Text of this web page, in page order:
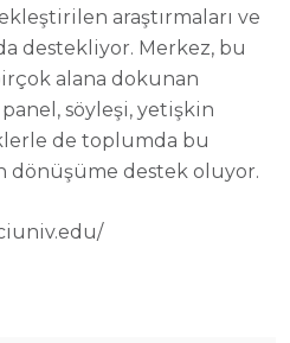
araştırmaları ve
destekliyor. Merkez, bu
alana dokunan
söyleşi, yetişkin
de toplumda bu
dönüşüme destek oluyor.